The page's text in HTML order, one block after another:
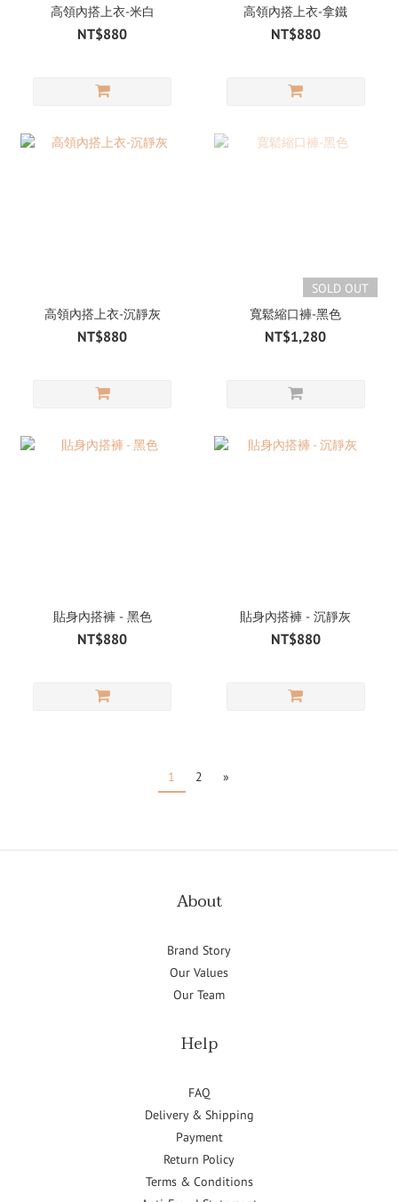
高領內搭上衣-米白
NT$880
高領內搭上衣-拿鐵
NT$880
高領內搭上衣-沉靜灰
NT$880
SOLD OUT
寬鬆縮口褲-黑色
NT$1,280
貼身內搭褲 - 黑色
NT$880
貼身內搭褲 - 沉靜灰
NT$880
1 2 »
About
Brand Story
Our Values
Our Team
Help
FAQ
Delivery & Shipping
Payment
Return Policy
Terms & Conditions